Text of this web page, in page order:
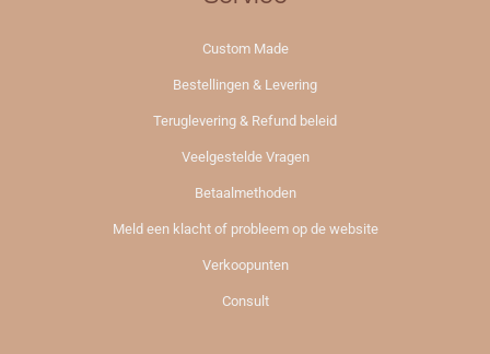
Custom Made
Bestellingen & Levering
Teruglevering & Refund beleid
Veelgestelde Vragen
Betaalmethoden
Meld een klacht of probleem op de website
Verkoopunten
Consult